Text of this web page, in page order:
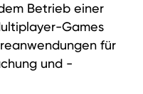
Betrieb einer
Games
für
und -